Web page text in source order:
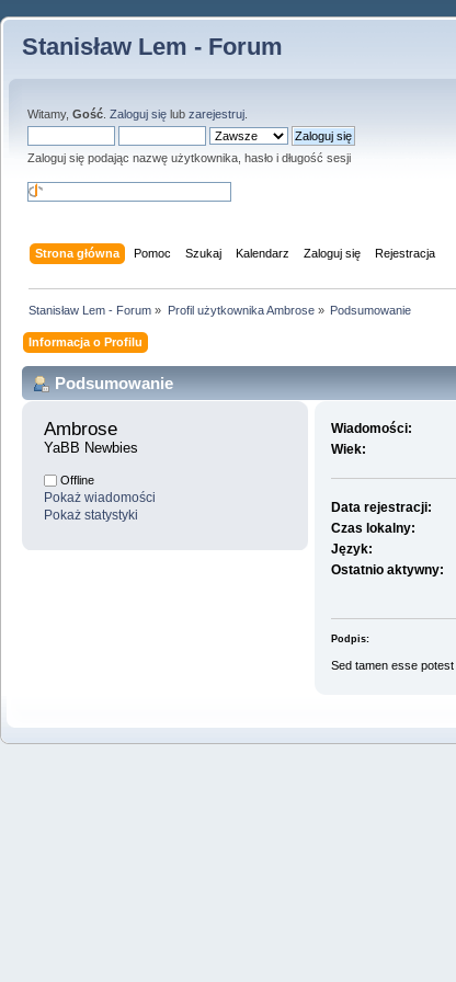
Stanisław Lem - Forum
Witamy, Gość Zaloguj się lub zarejestruj
Zaloguj się podając nazwę użytkownika, hasło i długość sesji
Strona główna Pomoc Szukaj Kalendarz Zaloguj się Rejestracja
Stanisław Lem - Forum » Profil użytkownika Ambrose» Podsumowanie
Informacja o Profilu
Podsumowanie
Ambrose
YaBB Newbies
Offline
Pokaż wiadomości
Pokaż statystyki
Wiadomości:
Wiek:
Data rejestracji:
Czas lokalny:
Język:
Ostatnio aktywny:
Podpis:
Sed tamen esse potest